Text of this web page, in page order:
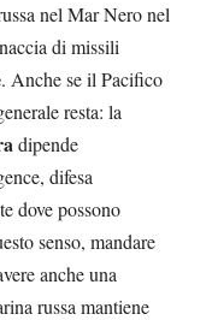
nel Mar Nero nel
di missili
. Anche se il Pacifico
resta: la
dipende
difesa
dove possono
senso, mandare
anche una
russa mantiene